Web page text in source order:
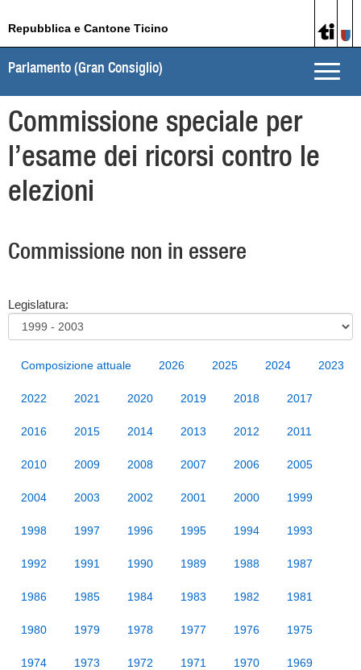
Repubblica e Cantone Ticino
Toggle
Parlamento (Gran Consiglio)
Commissione speciale per
l’esame dei ricorsi contro le
elezioni
Commissione non in essere
Legislatura:
Composizione attuale 2026 2025 2024 2023
2022 2021 2020 2019 2018 2017
2016 2015 2014 2013 2012 2011
2010 2009 2008 2007 2006 2005
2004 2003 2002 2001 2000 1999
1998 1997 1996 1995 1994 1993
1992 1991 1990 1989 1988 1987
1986 1985 1984 1983 1982 1981
1980 1979 1978 1977 1976 1975
1974 1973 1972 1971 1970 1969